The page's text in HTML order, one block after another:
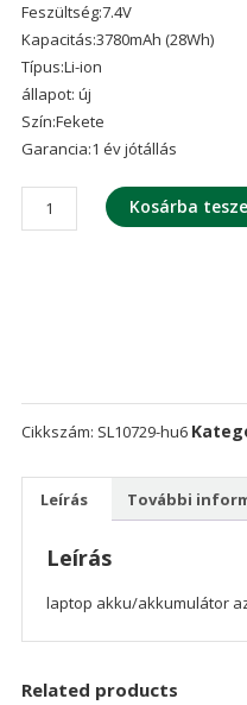
5-ből,
értékelés
alapján
Feszültség:7.4V
Kapacitás:3780mAh (28Wh)
Típus:Li-ion
állapot: új
Szín:Fekete
Garancia:1 év jótállás
laptop
akku/akkumulátor
Kosárba
Cikkszám: SL10729-hu6
Leírás További
Leírás
laptop akku/akkumulátor az
Related products